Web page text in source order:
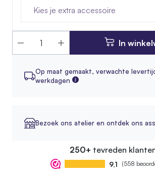
Kies je extra accessoire
In
Op maat gemaakt, verwachte
werkdagen
Bezoek ons atelier en ontdek ons
250+ tevreden
9,1 (558